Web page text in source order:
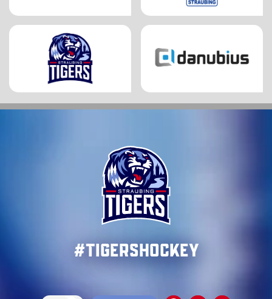
#TigersHockey